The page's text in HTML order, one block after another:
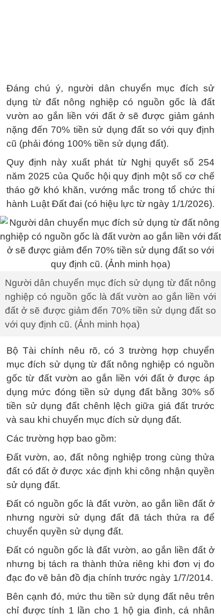
Đáng chú ý, người dân chuyển mục đích sử
dụng từ đất nông nghiệp có nguồn gốc là đất
vườn ao gắn liền với đất ở sẽ được giảm gánh
nặng đến 70% tiền sử dụng đất so với quy định
cũ (phải đóng 100% tiền sử dụng đất).
Quy định này xuất phát từ Nghị quyết số 254
năm 2025 của Quốc hội quy định một số cơ chế
tháo gỡ khó khăn, vướng mắc trong tổ chức thi
hành Luật Đất đai (có hiệu lực từ ngày 1/1/2026).
Người dân chuyển mục đích sử dụng từ đất nông
nghiệp có nguồn gốc là đất vườn ao gắn liền với
đất ở sẽ được giảm đến 70% tiền sử dụng đất so
với quy định cũ. (Ảnh minh họa)
Bộ Tài chính nêu rõ, có 3 trường hợp chuyển
mục đích sử dụng từ đất nông nghiệp có nguồn
gốc từ đất vườn ao gắn liền với đất ở được áp
dụng mức đóng tiền sử dụng đất bằng 30% số
tiền sử dụng đất chênh lệch giữa giá đất trước
và sau khi chuyển mục đích sử dụng đất.
Các trường hợp bao gồm:
Đất vườn, ao, đất nông nghiệp trong cùng thửa
đất có đất ở được xác định khi công nhận quyền
sử dụng đất.
Đất có nguồn gốc là đất vườn, ao gắn liền đất ở
nhưng người sử dụng đất đã tách thửa ra để
chuyển quyền sử dụng đất.
Đất có nguồn gốc là đất vườn, ao gắn liền đất ở
nhưng bị tách ra thành thửa riêng khi đơn vị đo
đạc đo vẽ bản đồ địa chính trước ngày 1/7/2014.
Bên cạnh đó, mức thu tiền sử dụng đất nêu trên
chỉ được tính 1 lần cho 1 hộ gia đình, cá nhân